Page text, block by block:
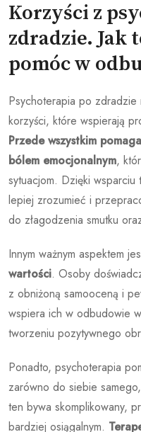
Korzyści z
zdradzie. Jak
pomóc w
Psychoterapia po
korzyści, które wspierają
Przede wszystkim
bólem emocjonalnym,
sytuacjom. Dzięki
lepiej zrozumieć i
do złagodzenia smutku
Innym ważnym aspektem
wartości. Osoby
z obniżoną samooceną i
wspiera ich w odbudowie
tworzeniu pozytywnego
Ponadto, psychoterapia
zarówno do siebie
ten bywa skomplikowany,
bardziej osiągalnym.